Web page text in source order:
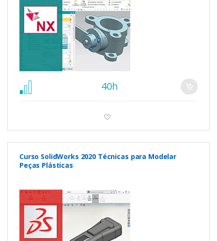
40h
Curso SolidWorks 2020 Técnicas para Modelar
Peças Plásticas